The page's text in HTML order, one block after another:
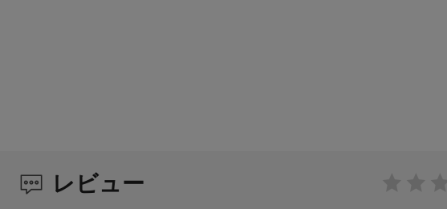
レビュー